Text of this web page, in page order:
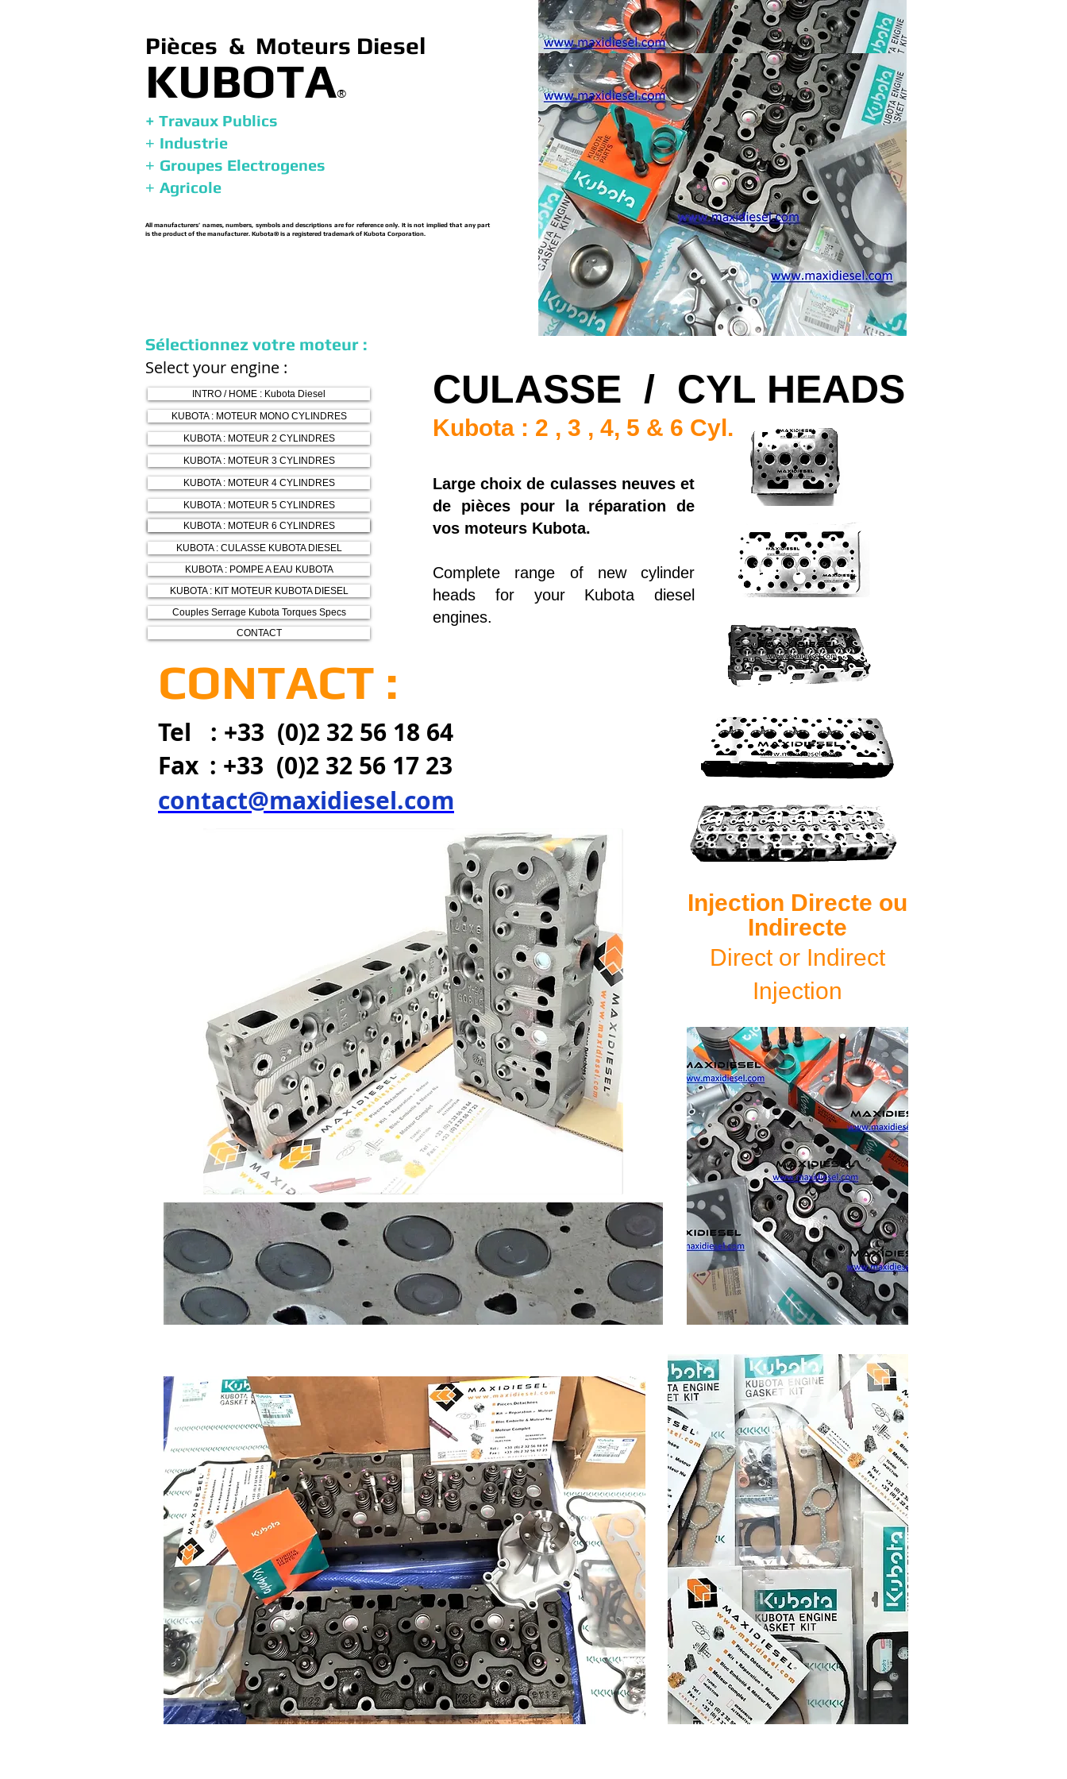
Pièces & Moteurs Diesel
KUBOTA®
+ Travaux Publics
+ Industrie
+ Groupes Electrogenes
+ Agricole
All manufacturers’ names, numbers, symbols and descriptions are for reference only. It is not implied that any part
is the product of the manufacturer. Kubota® is a registered trademark of Kubota Corporation.
CULASSE / CYL HEADS
Kubota : 2 , 3 , 4, 5 & 6 Cyl.
KUBOTA : MOTEUR 6 CYLINDRES
Large choix de culasses neuves et
de pièces pour la réparation de
vos moteurs Kubota.
Complete range of new cylinder
heads for your Kubota diesel
engines.
CONTACT :
Tel : +33 (0)2 32 56 18 64
Fax : +33 (0)2 32 56 17 23
contact@maxidiesel.com
Injection Directe ou
Indirecte
Direct or Indirect
Injection
KUBOTA : MOTEUR 3 CYLINDRES
KUBOTA : MOTEUR 5 CYLINDRES
KUBOTA : CULASSE KUBOTA DIESEL
Couples Serrage Kubota Torques Specs
CONTACT
KUBOTA : MOTEUR MONO CYLINDRES
INTRO / HOME : Kubota Diesel
KUBOTA : MOTEUR 2 CYLINDRES
KUBOTA : MOTEUR 4 CYLINDRES
KUBOTA : POMPE A EAU KUBOTA
KUBOTA : KIT MOTEUR KUBOTA DIESEL
Sélectionnez votre moteur :
Select your engine :
KUBOTA : MOTEUR 6 CYLINDRES